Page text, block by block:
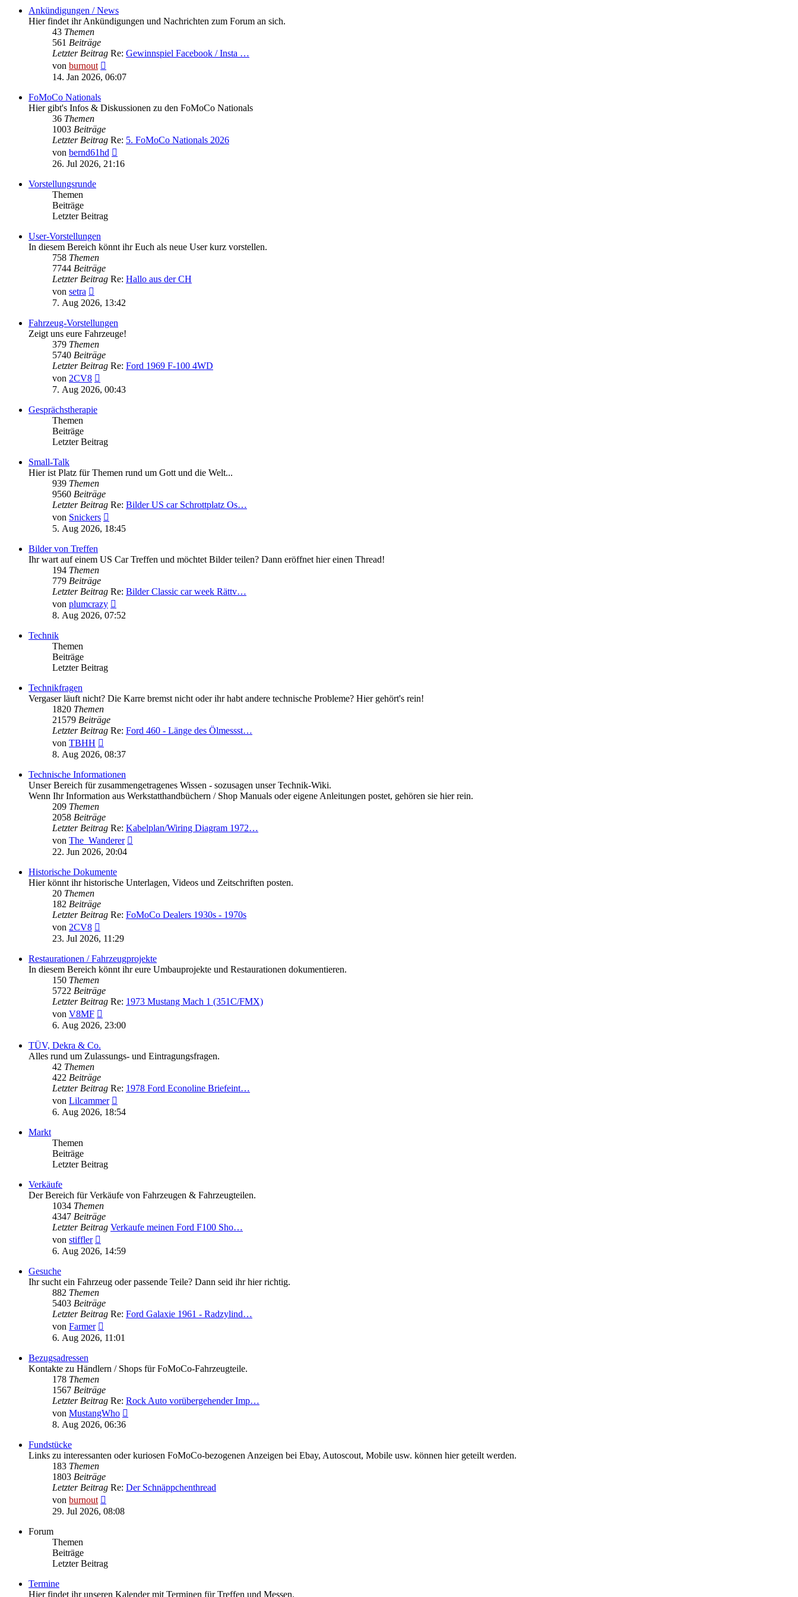
Ankündigungen / News
Hier findet ihr Ankündigungen und Nachrichten zum Forum an sich.
43 Themen
561 Beiträge
Letzter Beitrag Re: Gewinnspiel Facebook / Insta …
von burnout
Beitrag
14. Jan 2026, 06:07
FoMoCo Nationals
Hier gibt's Infos & Diskussionen zu den FoMoCo Nationals
36 Themen
1003 Beiträge
Letzter Beitrag Re: 5. FoMoCo Nationals 2026
von bernd61hd
Beitrag
26. Jul 2026, 21:16
Vorstellungsrunde
Themen
Beiträge
Letzter Beitrag
User-Vorstellungen
In diesem Bereich könnt ihr Euch als neue User kurz vorstellen.
758 Themen
7744 Beiträge
Letzter Beitrag Re: Hallo aus der CH
von setra
Beitrag
7. Aug 2026, 13:42
Fahrzeug-Vorstellungen
Zeigt uns eure Fahrzeuge!
379 Themen
5740 Beiträge
Letzter Beitrag Re: Ford 1969 F-100 4WD
von 2CV8
Beitrag
7. Aug 2026, 00:43
Gesprächstherapie
Themen
Beiträge
Letzter Beitrag
Small-Talk
Hier ist Platz für Themen rund um Gott und die Welt...
939 Themen
9560 Beiträge
Letzter Beitrag Re: Bilder US car Schrottplatz Os…
von Snickers
Beitrag
5. Aug 2026, 18:45
Bilder von Treffen
Ihr wart auf einem US Car Treffen und möchtet Bilder teilen? Dann eröffnet hier einen Thread!
194 Themen
779 Beiträge
Letzter Beitrag Re: Bilder Classic car week Rättv…
von plumcrazy
Beitrag
8. Aug 2026, 07:52
Technik
Themen
Beiträge
Letzter Beitrag
Technikfragen
Vergaser läuft nicht? Die Karre bremst nicht oder ihr habt andere technische Probleme? Hier gehört's rein!
1820 Themen
21579 Beiträge
Letzter Beitrag Re: Ford 460 - Länge des Ölmessst…
von TBHH
Beitrag
8. Aug 2026, 08:37
Technische Informationen
Unser Bereich für zusammengetragenes Wissen - sozusagen unser Technik-Wiki.
Wenn Ihr Information aus Werkstatthandbüchern / Shop Manuals oder eigene Anleitungen postet, gehören sie hier rein.
209 Themen
2058 Beiträge
Letzter Beitrag Re: Kabelplan/Wiring Diagram 1972…
von The_Wanderer
22. Jun 2026, 20:04
Historische Dokumente
Hier könnt ihr historische Unterlagen, Videos und Zeitschriften posten.
20 Themen
182 Beiträge
Letzter Beitrag Re: FoMoCo Dealers 1930s - 1970s
von 2CV8
Beitrag
23. Jul 2026, 11:29
Restaurationen / Fahrzeugprojekte
In diesem Bereich könnt ihr eure Umbauprojekte und Restaurationen dokumentieren.
150 Themen
5722 Beiträge
Letzter Beitrag Re: 1973 Mustang Mach 1 (351C/FMX)
von V8MF
Beitrag
6. Aug 2026, 23:00
TÜV, Dekra & Co.
Alles rund um Zulassungs- und Eintragungsfragen.
42 Themen
422 Beiträge
Letzter Beitrag Re: 1978 Ford Econoline Briefeint…
von Lilcammer
Beitrag
6. Aug 2026, 18:54
Markt
Themen
Beiträge
Letzter Beitrag
Verkäufe
Der Bereich für Verkäufe von Fahrzeugen & Fahrzeugteilen.
1034 Themen
4347 Beiträge
Letzter Beitrag Verkaufe meinen Ford F100 Sho…
von stiffler
Beitrag
6. Aug 2026, 14:59
Gesuche
Ihr sucht ein Fahrzeug oder passende Teile? Dann seid ihr hier richtig.
882 Themen
5403 Beiträge
Letzter Beitrag Re: Ford Galaxie 1961 - Radzylind…
von Farmer
Beitrag
6. Aug 2026, 11:01
Bezugsadressen
Kontakte zu Händlern / Shops für FoMoCo-Fahrzeugteile.
178 Themen
1567 Beiträge
Letzter Beitrag Re: Rock Auto vorübergehender Imp…
von MustangWho
8. Aug 2026, 06:36
Fundstücke
Links zu interessanten oder kuriosen FoMoCo-bezogenen Anzeigen bei Ebay, Autoscout, Mobile usw. können hier geteilt werden.
183 Themen
1803 Beiträge
Letzter Beitrag Re: Der Schnäppchenthread
von burnout
Beitrag
29. Jul 2026, 08:08
Forum
Themen
Beiträge
Letzter Beitrag
Termine
Hier findet ihr unseren Kalender mit Terminen für Treffen und Messen.